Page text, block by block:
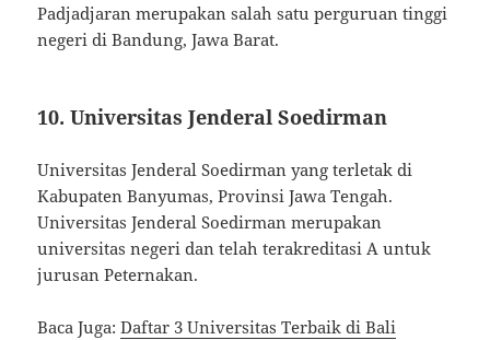
Padjadjaran merupakan salah satu perguruan tinggi
negeri di Bandung, Jawa Barat.
10. Universitas Jenderal Soedirman
Universitas Jenderal Soedirman yang terletak di
Kabupaten Banyumas, Provinsi Jawa Tengah.
Universitas Jenderal Soedirman merupakan
universitas negeri dan telah terakreditasi A untuk
jurusan Peternakan.
Baca Juga:Daftar 3 Universitas Terbaik di Bali